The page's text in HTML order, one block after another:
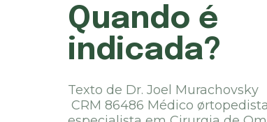
Quando é
indicada?
Texto de Dr. Joel
CRM 86486 Médico ørtopedista